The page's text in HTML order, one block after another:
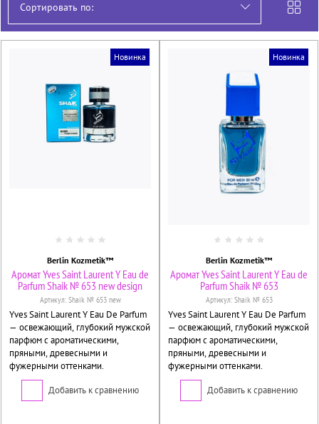
Сортировать по:
Новинка
Berlin Kozmetik™
Аромат Yves Saint Laurent Y Eau de
Parfum Shaik № 653 new design
Артикул:Shaik № 653 new
Yves Saint Laurent Y Eau De Parfum
— освежающий, глубокий мужской
парфюм с ароматическими,
пряными, древесными и
фужерными оттенками.
Добавить к сравнению
Новинка
Berlin Kozmetik™
Аромат Yves Saint Laurent Y Eau de
Parfum Shaik № 653
Артикул:Shaik № 653
Yves Saint Laurent Y Eau De Parfum
— освежающий, глубокий мужской
парфюм с ароматическими,
пряными, древесными и
фужерными оттенками.
Добавить к сравнению